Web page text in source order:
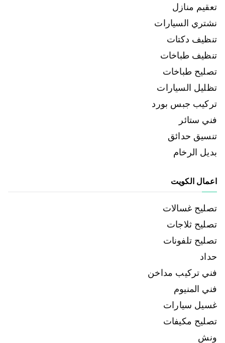
تعقيم منازل
نشتري السيارات
تنظيف دكتات
تنظيف طباخات
تصليح طباخات
تظليل السيارات
تركيب جبس بورد
فني ستائر
تنسيق حدائق
بديل الرخام
اعمال الكويت
تصليح غسالات
تصليح ثلاجات
تصليح تلفونات
حداد
فني تركيب مداخن
فني المنيوم
غسيل سيارات
تصليح مكيفات
ونش